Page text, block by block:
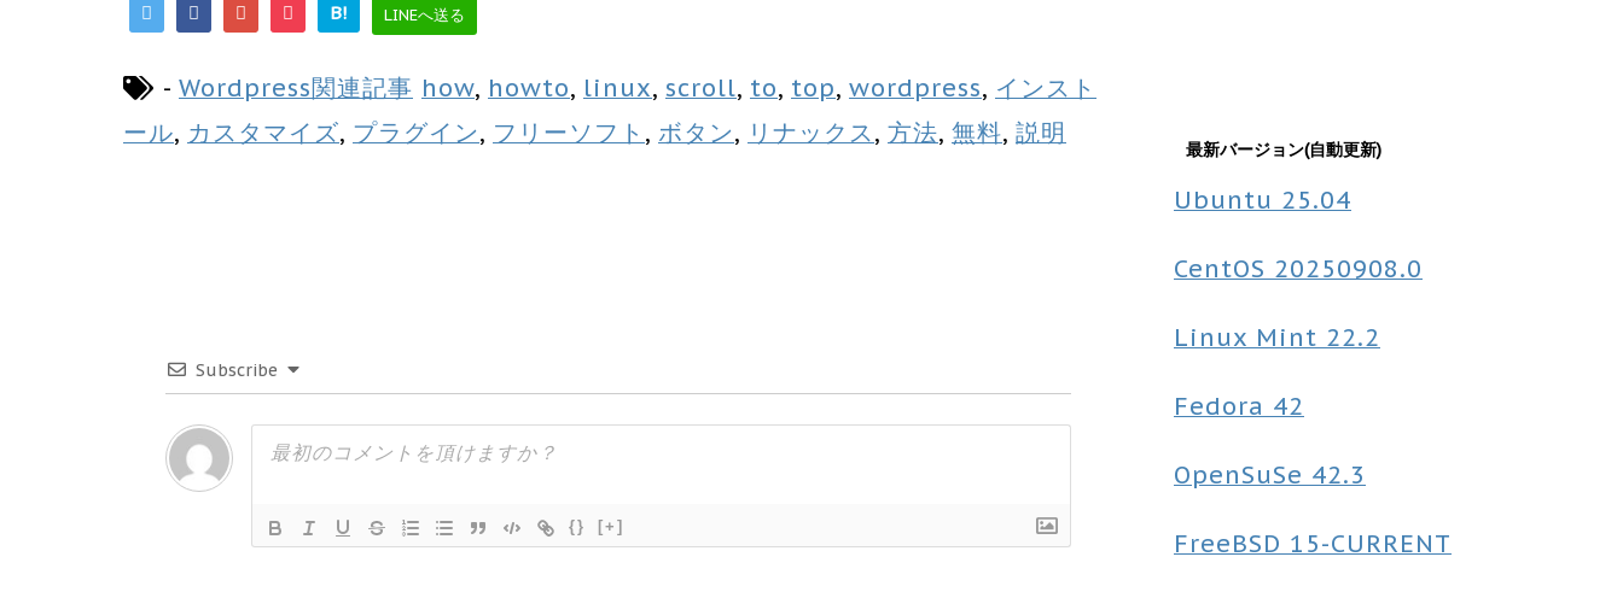
B! LINEへ送る
- Wordpress関連記事 how, howto, linux, scroll, to, top, wordpress, インスト
ール, カスタマイズ, プラグイン, フリーソフト , ボタン, リナックス , 方法, 無料, 説明
Subscribe
{} [+]
最新バージョン(自動更新)
Ubuntu 25.04
CentOS 20250908.0
Linux Mint 22.2
Fedora 42
OpenSuSe 42.3
FreeBSD 15-CURRENT